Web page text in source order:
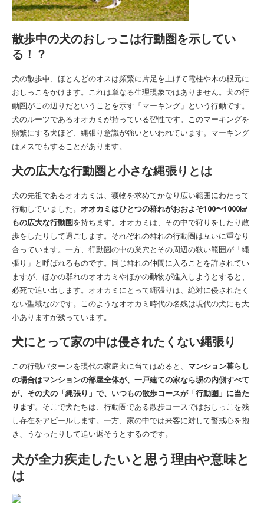
散歩中の犬のおしっこは行動圏を示してい
る！？
犬の散歩中、ほとんどのオスは頻繁に片足を上げて電柱や木の根元に
おしっこをかけます。これは単なる生理現象ではありません。犬の行
動圏がこの辺りだということを示す「マーキング」という行動です。
犬のルーツであるオオカミが持っている習性です。このマーキングを
頻繁にする犬ほど、縄張り意識が強いといわれています。マーキング
はメスでもすることがあります。
犬の広大な行動圏と小さな縄張りとは
犬の先祖であるオオカミは、獲物を求めてかなり広い範囲にわたって
行動していました。 オオカミはひとつの群れがおおよそ100〜1000㎢
もの広大な行動圏を持ちます。オオカミは、その中で狩りをしたり散
歩をしたりして過ごします。それぞれの群れの行動圏は互いに重なり
合っています。一方、行動圏の中の巣穴とその周辺の狭い範囲が「縄
張り」と呼ばれるものです。同じ群れの仲間に入ることを許されてい
ますが、ほかの群れのオオカミやほかの動物が進入しようとすると、
必死で追い出します。オオカミにとって縄張りは、絶対に侵されたく
ない聖域なのです。このようなオオカミ時代の名残は現代の犬にも大
小ありますが残っています。
犬にとって家の中は侵されたくない縄張り
この行動パターンを現代の家庭犬に当てはめると、 マンション暮らし
の場合はマンションの部屋全体が、一戸建ての家なら塀の内側すべて
が、その犬の「縄張り」で、いつもの散歩コースが「行動圏」に当た
ります。そこで犬たちは、行動圏である散歩コースではおしっこを残
し存在をアピールします。一方、家の中では来客に対して警戒心を抱
き、うなったりして追い返そうとするのです。
犬が全力疾走したいと思う理由や意味と
は